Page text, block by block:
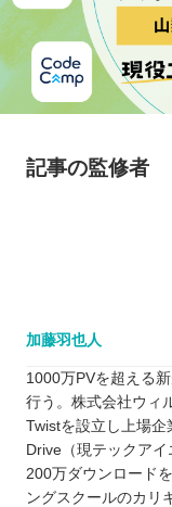
記事の監修者
加藤羽也人
1000万PVを超える
行う。株式会社ウィ
Twistを設立し上場
Drive（現テックアイ
200万ダウンロード
ングスクールのカリ